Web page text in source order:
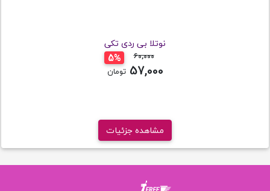
نوتلا بی ردی تکی
5%
60,000تومان
57,000 تومان
مشاهده جزئیات